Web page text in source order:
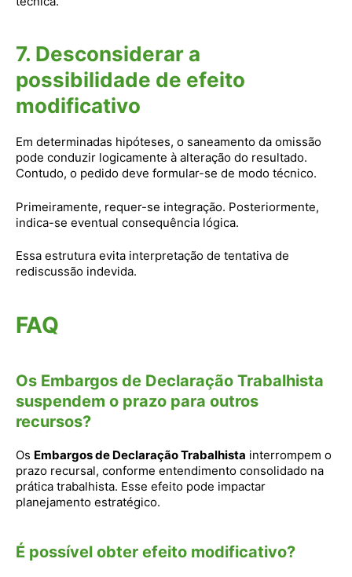
7. Desconsiderar a
possibilidade de efeito
modificativo
Em determinadas hipóteses, o saneamento da omissão
pode conduzir logicamente à alteração do resultado.
Contudo, o pedido deve formular-se de modo técnico.
Primeiramente, requer-se integração. Posteriormente,
indica-se eventual consequência lógica.
Essa estrutura evita interpretação de tentativa de
rediscussão indevida.
FAQ
Os Embargos de Declaração Trabalhista
suspendem o prazo para outros
recursos?
Os Embargos de Declaração Trabalhista interrompem o
prazo recursal, conforme entendimento consolidado na
prática trabalhista. Esse efeito pode impactar
planejamento estratégico.
É possível obter efeito modificativo?